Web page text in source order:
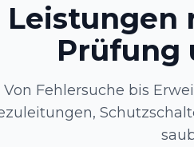
Leistungen
Prüfung
Von Fehlersuche bis